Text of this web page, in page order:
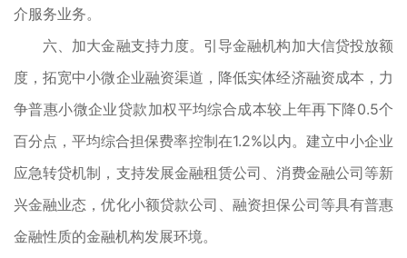
介服务业务。
六、加大金融支持力度。引导金融机构加大信贷投放额
度，拓宽中小微企业融资渠道，降低实体经济融资成本，力
争普惠小微企业贷款加权平均综合成本较上年再下降0.5个
百分点，平均综合担保费率控制在1.2%以内。建立中小企业
应急转贷机制，支持发展金融租赁公司、消费金融公司等新
兴金融业态，优化小额贷款公司、融资担保公司等具有普惠
金融性质的金融机构发展环境。